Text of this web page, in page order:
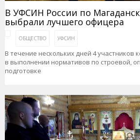
В УФСИН России по
выбрали лучшего офицера
ОБЩЕСТВО УФСИН
В течение нескольких дней 4 участников
в выполнении нормативов по строевой,
подготовке